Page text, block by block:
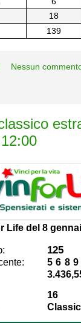
18
139
Nessun
Life del 8
125
5 6 8 9
16